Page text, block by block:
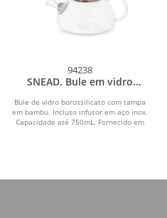
94238
SNEAD. Bule em vidro
em aço inox (750 mL)
Bule de vidro borossilicato com tampa
em bambu. Incluso infusor em aço inox.
Capacidade até 750mL. Fornecido em